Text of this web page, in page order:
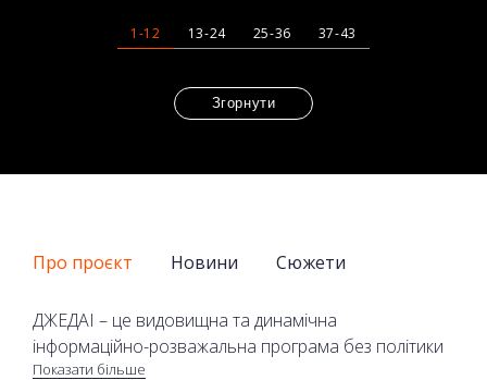
1-12 13-24 25-36 37-43
Згорнути
Про проєкт Новини Сюжети
ДЖЕДАІ – це видовищна та динамічна
інформаційно-розважальна програма без політики
та економіки на телеканалі 2+2. У програмі лише
Показати більше